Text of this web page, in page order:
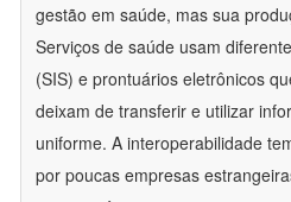
gestão em saúde, mas sua
Serviços de saúde usam
(SIS) e prontuários eletrônicos
deixam de transferir e utilizar
uniforme. A interoperabilidade
por poucas empresas